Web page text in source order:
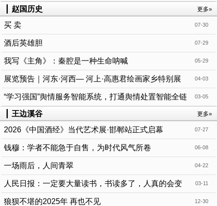
国？ 更多»
赵国历史
07-30
买 卖
07-29
酒后英雄胆
05-29
我写《主角》：秦腔是一种生命呐喊
04-03
展览预告｜河东·河西— 河上·高惠君绘画家乡特别展
03-05
“学习强国”舆情服务智能系统，打通舆情处置智能全链
最后一环 更多»
王边溪谷
07-27
2026《中国酒经》当代艺术展·邯郸站正式启幕
06-08
钱穆：学者不能急于自售，为时代风气所卷
04-22
一场雨后，人间青翠
03-11
人民日报：一定要大量读书，书读多了，人真的会变
12-30
狼狈不堪的2025年 再也不见